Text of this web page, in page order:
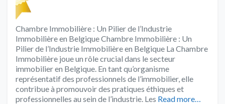
Chambre Immobilière : Un Pilier de l’Industrie
Immobilière en Belgique Chambre Immobilière : Un
Pilier de l’Industrie Immobilière en Belgique La Chambre
Immobilière joue un rôle crucial dans le secteur
immobilier en Belgique. En tant qu’organisme
représentatif des professionnels de l’immobilier, elle
contribue à promouvoir des pratiques éthiques et
professionnelles au sein de l’industrie. Les Read more…